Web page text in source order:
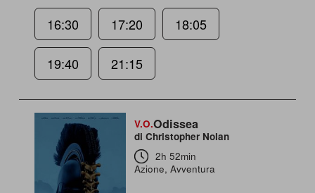
16:30 17:20 18:05
19:40 21:15
V.O.Odissea
di Christopher Nolan
2h 52min
Azione, Avventura